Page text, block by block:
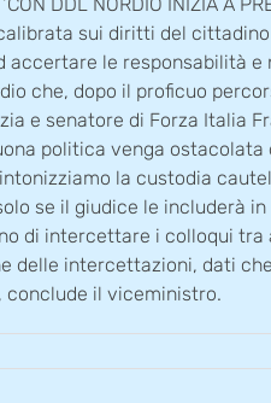
sui diritti del
le responsabilità
che, dopo il proficuo
e senatore di Forza Italia
politica venga
la custodia
se il giudice le includerà
di intercettare i colloqui
delle intercettazioni, dati
conclude il viceministro.